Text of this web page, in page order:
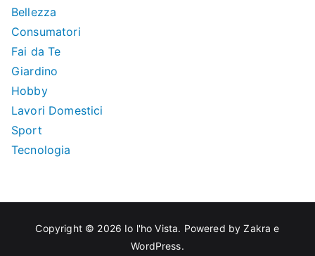
Bellezza
Consumatori
Fai da Te
Giardino
Hobby
Lavori Domestici
Sport
Tecnologia
Copyright © 2026 Io l'ho Vista. Powered byZakra e
WordPress.